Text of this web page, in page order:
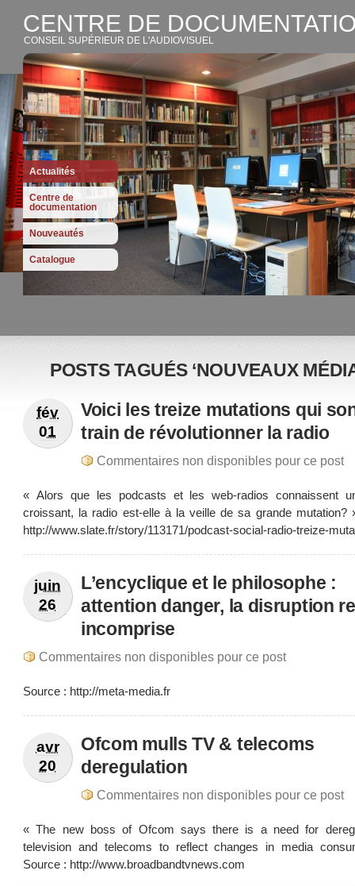
CENTRE DE
CONSEIL SUPÉRIEUR DE L'AUDIOVISUEL
Actualités
Centre de
documentation
Nouveautés
Catalogue
POSTS TAGUÉS ‘NOUVEAUX
fév
01
Voici les treize mutations qui
train de révolutionner la radio
Commentaires non disponibles pour ce post
« Alors que les podcasts et les web-radios connaissent
croissant, la radio est-elle à la veille de sa grande mutation?
http://www.slate.fr/story/113171/podcast-social-radio-treize-
juin
26
L’encyclique et le philosophe :
attention danger, la disruption
incomprise
Commentaires non disponibles pour ce post
Source : http://meta-media.fr
avr
20
Ofcom mulls TV & telecoms
deregulation
Commentaires non disponibles pour ce post
« The new boss of Ofcom says there is a need for
television and telecoms to reflect changes in media
Source : http://www.broadbandtvnews.com